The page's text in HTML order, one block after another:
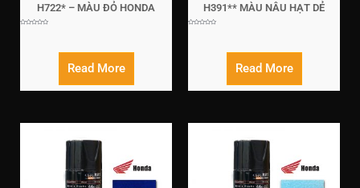
H722* – MÀU ĐỎ HONDA
Read More
H391** MÀU NÂU HẠT DẺ
Read More